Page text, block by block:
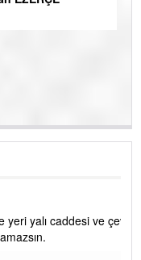
!
ve çevresidir.